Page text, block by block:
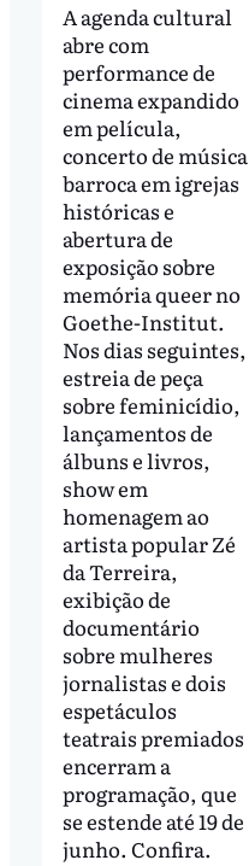
A agenda cultural
abre com
performance de
cinema expandido
em película,
concerto de música
barroca em igrejas
históricas e
abertura de
exposição sobre
memória queer no
Goethe-Institut.
Nos dias seguintes,
estreia de peça
sobre feminicídio,
lançamentos de
álbuns e livros,
show em
homenagem ao
artista popular Zé
da Terreira,
exibição de
documentário
sobre mulheres
jornalistas e dois
espetáculos
teatrais premiados
encerram a
programação, que
se estende até 19 de
junho. Confira.